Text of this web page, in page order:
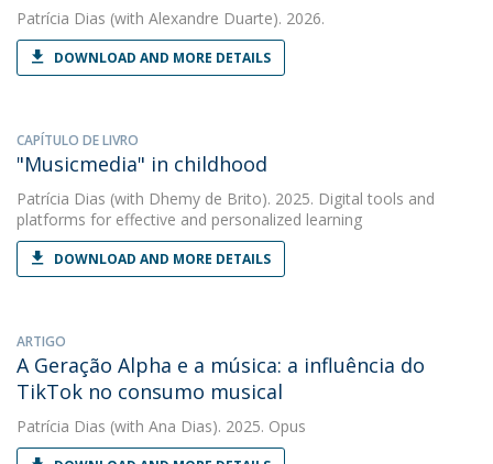
Patrícia Dias (with Alexandre Duarte). 2026.
DOWNLOAD AND MORE DETAILS
CAPÍTULO DE LIVRO
"Musicmedia" in childhood
Patrícia Dias (with Dhemy de Brito). 2025. Digital tools and
platforms for effective and personalized learning
DOWNLOAD AND MORE DETAILS
ARTIGO
A Geração Alpha e a música: a influência do
TikTok no consumo musical
Patrícia Dias (with Ana Dias). 2025. Opus